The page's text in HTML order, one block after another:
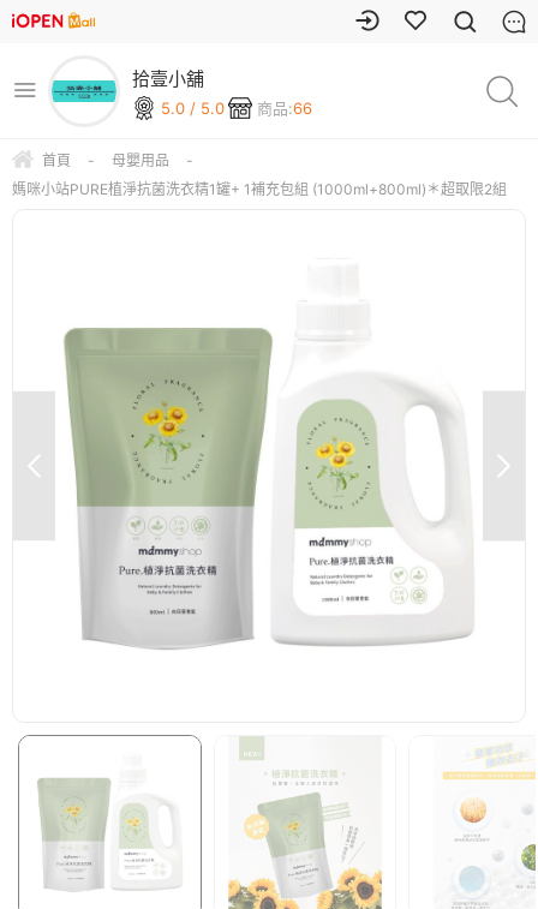
拾壹小舖
5.0 / 5.0 商品:66
首頁 - 母嬰用品
-
媽咪小站PURE植淨抗菌洗衣精1罐+ 1補充包組 (1000ml+800ml)＊超取限2組